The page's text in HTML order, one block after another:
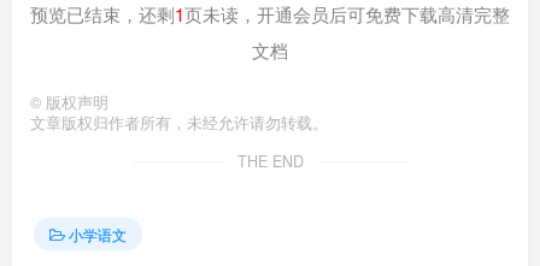
预览已结束，还剩1页未读，开通会员后可免费下载高清完整
文档
© 版权声明
文章版权归作者所有，未经允许请勿转载。
THE END
小学语文